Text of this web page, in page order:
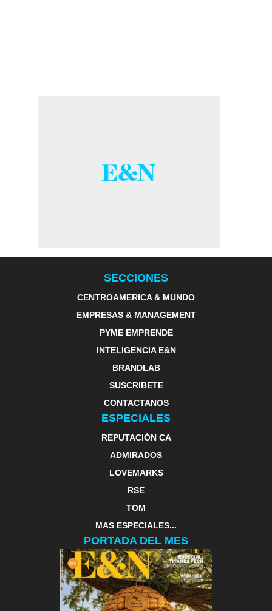
SECCIONES
CENTROAMERICA & MUNDO
EMPRESAS & MANAGEMENT
PYME EMPRENDE
INTELIGENCIA E&N
BRANDLAB
SUSCRIBETE
CONTACTANOS
ESPECIALES
REPUTACIÓN CA
ADMIRADOS
LOVEMARKS
RSE
TOM
MAS ESPECIALES...
PORTADA DEL MES